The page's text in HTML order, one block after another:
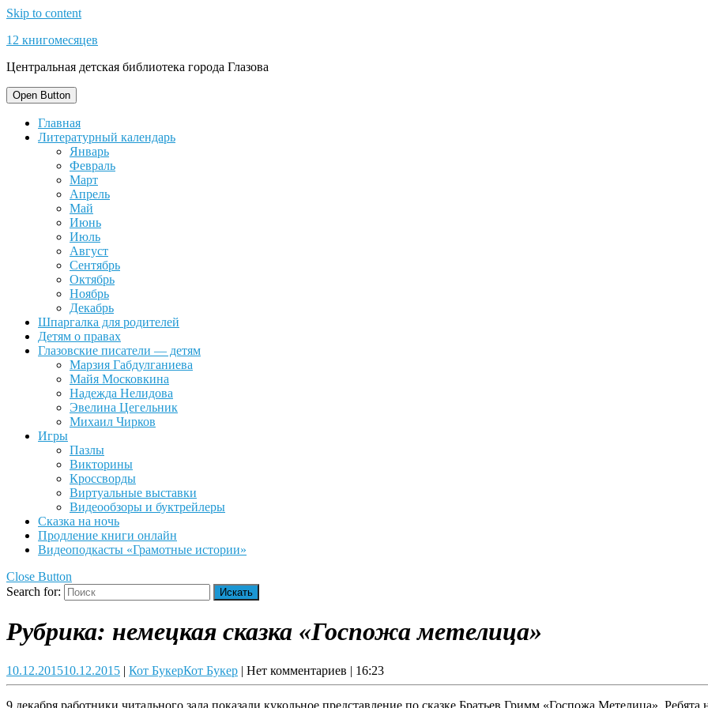
Skip to content
12 книгомесяцев
Центральная детская библиотека города Глазова
Open Button
Главная
Литературный календарь
Январь
Февраль
Март
Апрель
Май
Июнь
Июль
Август
Сентябрь
Октябрь
Ноябрь
Декабрь
Шпаргалка для родителей
Детям о правах
Глазовские писатели — детям
Марзия Габдулганиева
Майя Московкина
Надежда Нелидова
Эвелина Цегельник
Михаил Чирков
Игры
Пазлы
Викторины
Кроссворды
Виртуальные выставки
Видеообзоры и буктрейлеры
Сказка на ночь
Продление книги онлайн
Видеоподкасты «Грамотные истории»
Close Button
Search for:
Рубрика: немецкая сказка «Госпожа метелица»
10.12.201510.12.2015 | Кот БукерКот Букер | Нет комментариев | 16:23
9 декабря работники читального зала показали кукольное представление по сказке Братьев Гримм «Госпожа Метелица».